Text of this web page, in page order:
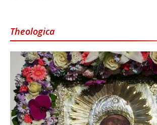
Theologica